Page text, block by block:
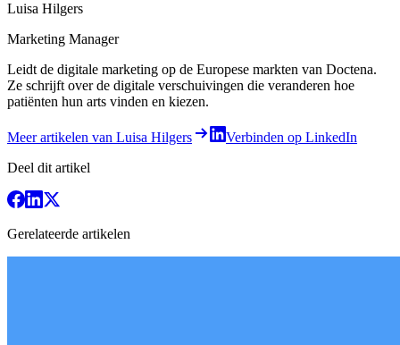
Luisa Hilgers
Marketing Manager
Leidt de digitale marketing op de Europese markten van Doctena.
Ze schrijft over de digitale verschuivingen die veranderen hoe
patiënten hun arts vinden en kiezen.
Meer artikelen van Luisa Hilgers
Verbinden op LinkedIn
Deel dit artikel
Gerelateerde artikelen